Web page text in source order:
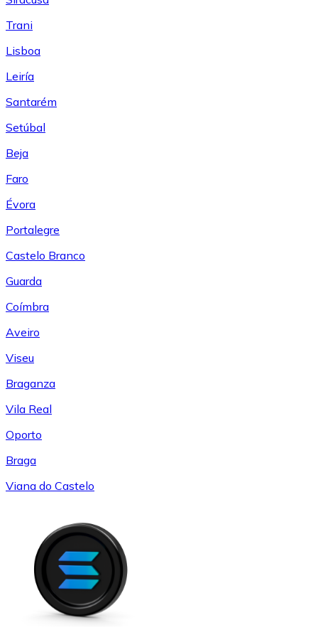
Trani
Lisboa
Leiría
Santarém
Setúbal
Beja
Faro
Évora
Portalegre
Castelo Branco
Guarda
Coímbra
Aveiro
Viseu
Braganza
Vila Real
Oporto
Braga
Viana do Castelo